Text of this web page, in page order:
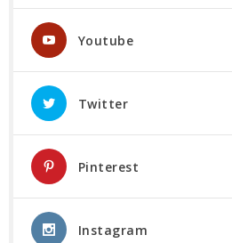
Youtube
Twitter
Pinterest
Instagram